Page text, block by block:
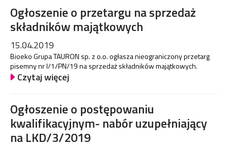
Ogłoszenie o przetargu na sprzedaż
składników majątkowych
15.04.2019
Bioeko Grupa TAURON sp. z o.o. ogłasza nieograniczony przetarg
pisemny nr I/1/PN/19 na sprzedaż składników majątkowych.
Czytaj więcej
Ogłoszenie o postępowaniu
kwalifikacyjnym- nabór uzupełniający
na LKD/3/2019